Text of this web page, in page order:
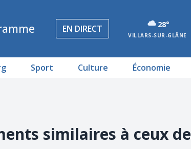
EN DIRECT 28°
VILLARS-SUR-GLÂNE
Sport Culture Économie
similaires à ceux de